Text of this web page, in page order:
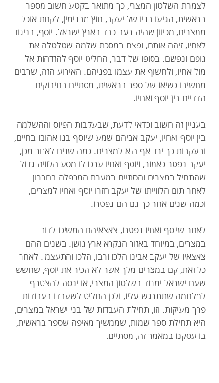
לצמרת השלטון המצרי, כך מתואר בקטע חשוב מספר
בראשית, הגיעו בניו של יעקב, חוץ מבנימין, לקחת אוכל
ממצרים, מכיוון שהיה רעב כבד בארץ ישראל. יוסף, בניגוד
לאחיו, זיהה אותם, ופצח במסכת שלמה שטלטלה את
גופם ונפשם. בסופו של דבר, החליט יוסף להזדהות אל
מול אחיו, ולחשוף את עצמו בפניהם. האירוע הזה, שרבים
מחשיבו כשיאו של ספר בראשית, מסתיים בחיבוקים
הדדיים בין יוסף ואחיו.
בעניין זה חשוב וכדאי לדעת, שבעקבות הפיוס וההשלמה
בין יוסף ואחיו, יעקב אביהם שמע שיוסף בנו אהובו בחיים,
ובעקבות כך ירד אף הוא למצרים. כמה שנים לאחר מכן,
יעקב נפטר כאמור, ויוסף ואחיו ערכו לו מסע הלוויה גדול
שהתחיל במצרים והסתיים במערת המכפלה בחברון.
לאחר תום הלווייתו של יעקב חזרו יוסף ואחיו למצרים,
וכמה שנים אחר כך גם הם נפטרו.
לאחר שיוסף ואחיו נפטרו, צאצאיהם המשיכו לדור
במצרים, במיוחד באזור הנקרא ארץ גושן. בשנים ההם
צאצאיו של יעקב אבינו הלכו ורבו, הלכו והתעצמו. לאחר
כל זאת, קם במצרים מלך אשר לא הכיר את יוסף, שחשש
שעם ישראל ימרוד בשלטון המצרי, או ינסה להצטרף
למלחמה שתתרגש עליו, ולכן החליט לשעבדו בעבודות
פרך מעיקות. וזו, תחילת העבדות של בני ישראל במצרים,
היא תחילת ספר שמות, שממשיך מאיפה שספר בראשית,
בו עסקנו במאמר זה, מסתיים.